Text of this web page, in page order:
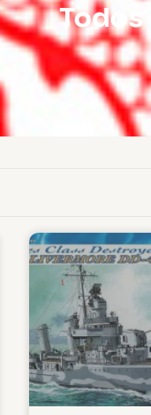
Todos